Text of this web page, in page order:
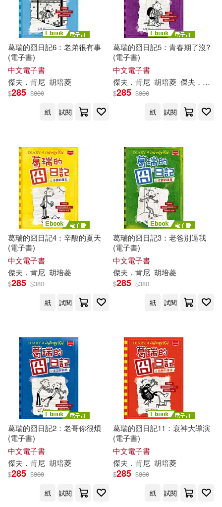
葛瑞的囧日記6：老弟很有事
(電子書)
中文電子書
傑夫 ． 肯尼 胡培菱
$285 $380
紙
試閱
葛瑞的囧日記5：青春期了沒?
(電子書)
中文電子書
傑夫 ． 肯尼 胡培菱 傑夫 ． 肯尼
$285 $380
紙
試閱
葛瑞的囧日記4：辛酸的夏天
(電子書)
中文電子書
傑夫 ． 肯尼 胡培菱
$285 $380
紙
試閱
葛瑞的囧日記3：老爸別逼我
(電子書)
中文電子書
傑夫 ． 肯尼 胡培菱
$285 $380
紙
試閱
葛瑞的囧日記2：老哥你很煩
(電子書)
中文電子書
傑夫 ． 肯尼 胡培菱
$285 $380
紙
試閱
葛瑞的囧日記11：衰神大導演
(電子書)
中文電子書
傑夫 ． 肯尼 胡培菱
$285 $380
紙
試閱